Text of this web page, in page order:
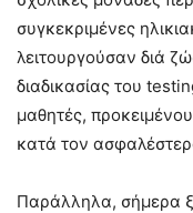
συγκεκριμένες
λειτουργούσαν διά
διαδικασίας του
μαθητές,
κατά τον
Παράλληλα, σήμερα